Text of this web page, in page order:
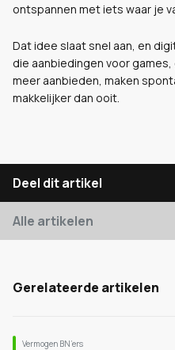
ontspannen met iets waar je
Dat idee slaat snel aan, en
die aanbiedingen voor
meer aanbieden, maken
makkelijker dan ooit.
Deel dit artikel
Alle artikelen
Gerelateerde artikelen
Vermogen BN’ers